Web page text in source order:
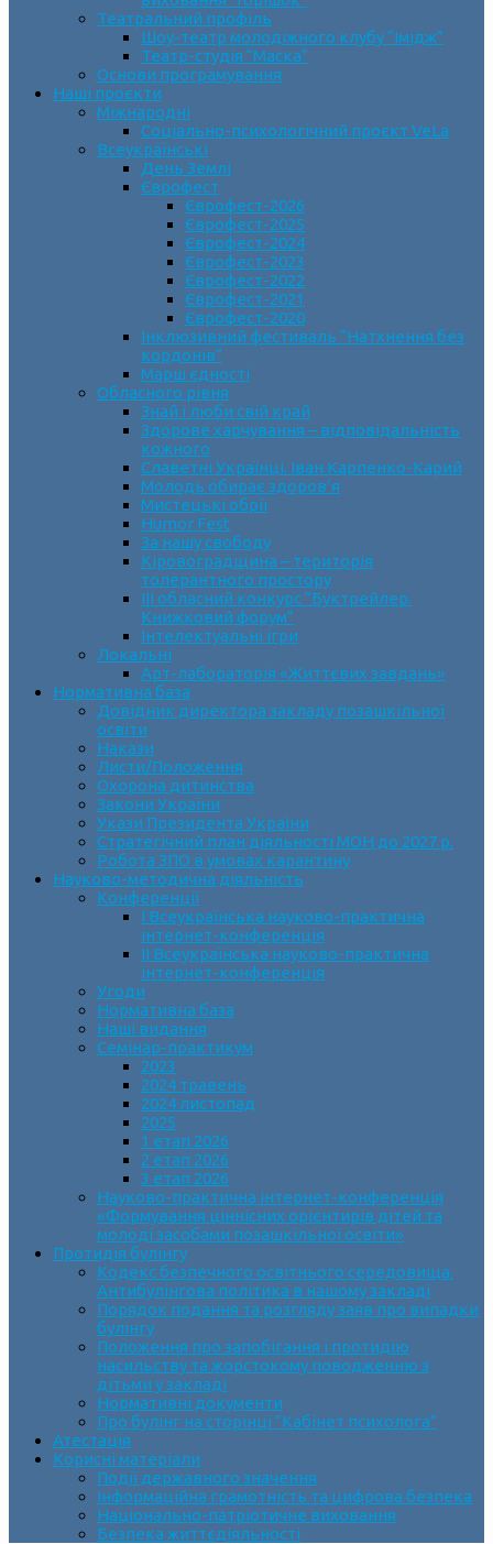
Театральний профіль
Шоу-театр молодіжного клубу “Імідж”
Театр-студія “Маска”
Основи програмування
Наші проєкти
Міжнародні
Соціально-психологічний проєкт VeLa
Всеукраїнські
День Землі
Єврофест
Єврофест-2026
Єврофест-2025
Єврофест-2024
Єврофест-2023
Єврофест-2022
Єврофест-2021
Єврофест-2020
Інклюзивний фестиваль “Натхнення без
кордонів”
Марш єдності
Обласного рівня
Знай і люби свій край
Здорове харчування – відповідальність
кожного
Славетні Українці. Іван Карпенко-Карий
Молодь обирає здоров’я
Мистецькі обрії
Humor Fest
За нашу свободу
Кіровоградщина – територія
толерантного простору
ІII обласний конкурс “Буктрейлер.
Книжковий форум”
Інтелектуальні ігри
Локальні
Арт-лабораторія «Життєвих завдань»
Нормативна база
Довідник директора закладу позашкільної
освіти
Накази
Листи/Положення
Охорона дитинства
Закони України
Укази Президента України
Стратегічний план діяльності МОН до 2027 р.
Робота ЗПО в умовах карантину
Науково-методична діяльність
Конференції
І Всеукраїнська науково-практична
інтернет-конференція
ІІ Всеукраїнська науково-практична
інтернет-конференція
Угоди
Нормативна база
Наші видання
Семінар-практикум
2023
2024 травень
2024 листопад
2025
1 етап 2026
2 етап 2026
3 етап 2026
Науково-практична інтернет-конференція
«Формування ціннісних орієнтирів дітей та
молоді засобами позашкільної освіти»
Протидія булінгу
Кодекс безпечного освітнього середовища.
Антибулінгова політика в нашому закладі
Порядок подання та розгляду заяв про випадки
булінгу
Положення про запобігання і протидію
насильству та жорстокому поводженню з
дітьми у закладі
Нормативні документи
Про булінг на сторінці “Кабінет психолога”
Атестація
Корисні матеріали
Події державного значення
Інформаційна грамотність та цифрова безпека
Національно-патріотичне виховання
Безпека життєдіяльності